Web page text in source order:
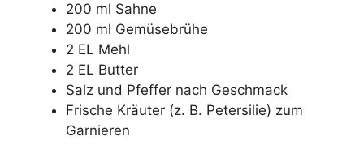
200 ml Sahne
200 ml Gemüsebrühe
2 EL Mehl
2 EL Butter
Salz und Pfeffer nach Geschmack
Frische Kräuter (z. B. Petersilie) zum
Garnieren